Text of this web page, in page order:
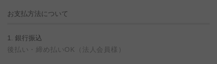
お支払方法について
1. 銀行振込
後払い・締め払いOK（法人会員様）